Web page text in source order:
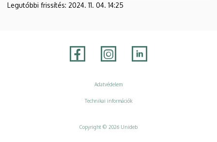
Legutóbbi frissítés: 2024. 11. 04. 14:25
Adatvédelem
Technikai információk
Copyright © 2026 Unideb